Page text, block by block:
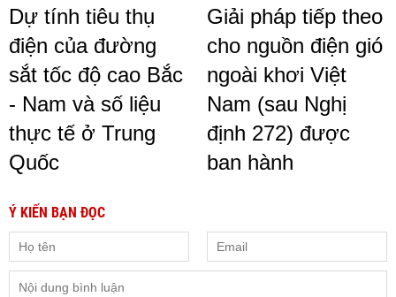
Dự tính tiêu thụ
điện của đường
sắt tốc độ cao Bắc
- Nam và số liệu
thực tế ở Trung
Quốc
Giải pháp tiếp theo
cho nguồn điện gió
ngoài khơi Việt
Nam (sau Nghị
định 272) được
ban hành
Ý KIẾN BẠN ĐỌC